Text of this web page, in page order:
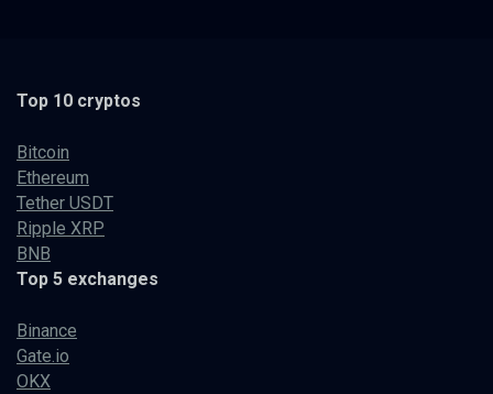
Top 10 cryptos
Bitcoin
Ethereum
Tether USDT
Ripple XRP
BNB
Top 5 exchanges
Binance
Gate.io
OKX